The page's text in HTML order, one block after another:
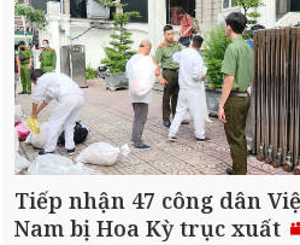
Tiếp nhận 47 công dân
Nam bị Hoa Kỳ trục xuất